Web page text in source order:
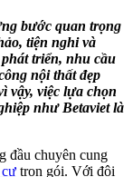
bước quan trọng
tiện nghi và
triển, nhu cầu
nội thất đẹp
vậy, việc lựa chọn
như Betaviet là
đầu chuyên cung
trọn gói. Với đội